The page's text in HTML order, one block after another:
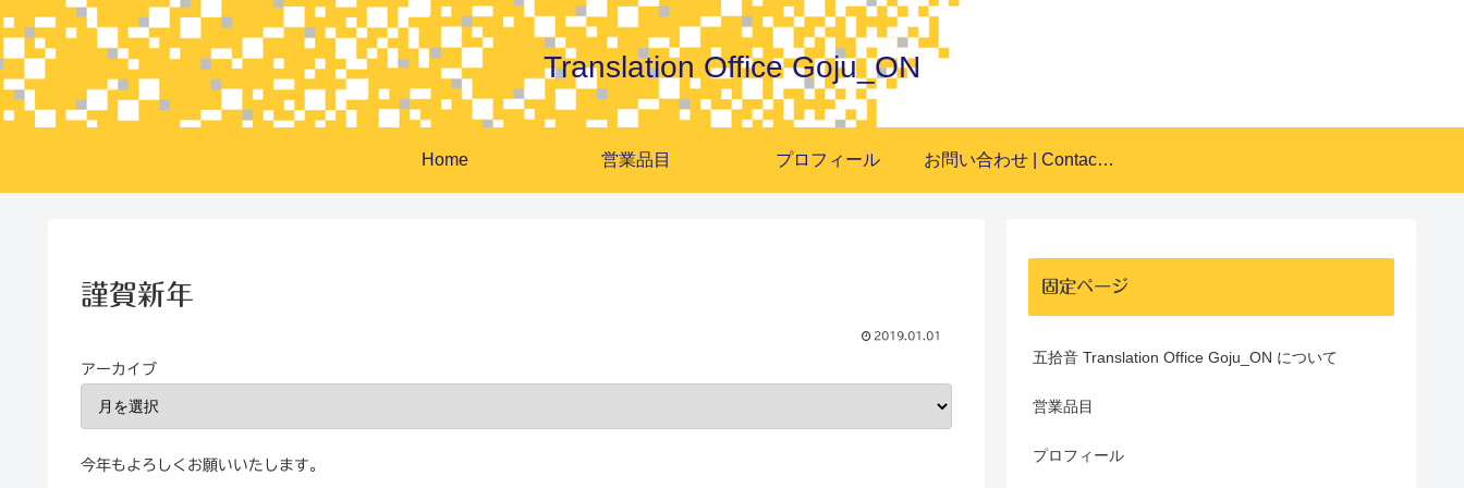
Translation Office Goju_ON
Home 営業品目 プロフィール お問い合わせ | Contact Form
謹賀新年
2019.01.01
アーカイブ
今年もよろしくお願いいたします。
固定ページ
五拾音 Translation Office Goju_ON について
営業品目
プロフィール